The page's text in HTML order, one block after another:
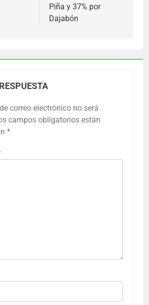
Piña y 37% por
Dajabón
correo electrónico no será
campos obligatorios están
*